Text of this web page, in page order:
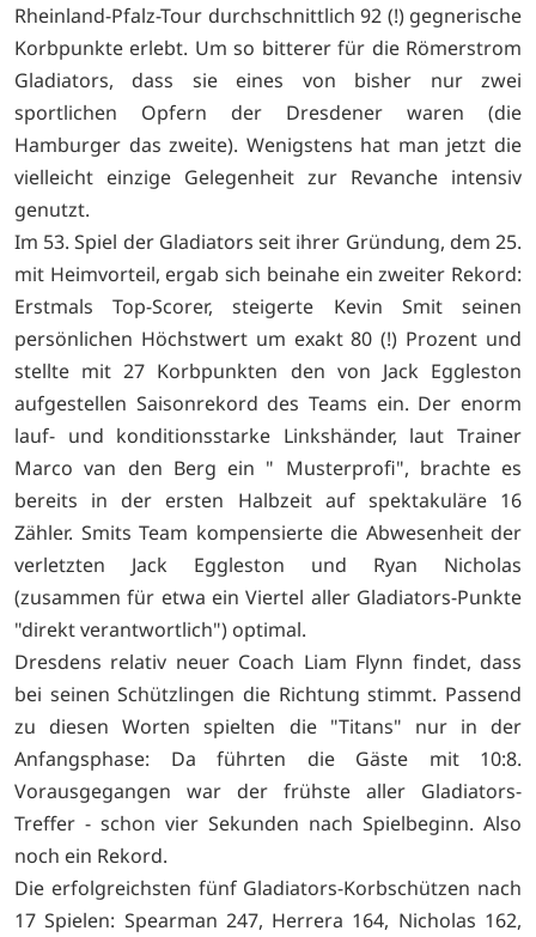
Rheinland-Pfalz-Tour durchschnittlich 92 (!) gegnerische
Korbpunkte erlebt. Um so bitterer für die Römerstrom
Gladiators, dass sie eines von bisher nur zwei
sportlichen Opfern der Dresdener waren (die
Hamburger das zweite). Wenigstens hat man jetzt die
vielleicht einzige Gelegenheit zur Revanche intensiv
genutzt.
Im 53. Spiel der Gladiators seit ihrer Gründung, dem 25.
mit Heimvorteil, ergab sich beinahe ein zweiter Rekord:
Erstmals Top-Scorer, steigerte Kevin Smit seinen
persönlichen Höchstwert um exakt 80 (!) Prozent und
stellte mit 27 Korbpunkten den von Jack Eggleston
aufgestellen Saisonrekord des Teams ein. Der enorm
lauf- und konditionsstarke Linkshänder, laut Trainer
Marco van den Berg ein " Musterprofi", brachte es
bereits in der ersten Halbzeit auf spektakuläre 16
Zähler. Smits Team kompensierte die Abwesenheit der
verletzten Jack Eggleston und Ryan Nicholas
(zusammen für etwa ein Viertel aller Gladiators-Punkte
"direkt verantwortlich") optimal.
Dresdens relativ neuer Coach Liam Flynn findet, dass
bei seinen Schützlingen die Richtung stimmt. Passend
zu diesen Worten spielten die "Titans" nur in der
Anfangsphase: Da führten die Gäste mit 10:8.
Vorausgegangen war der frühste aller Gladiators-
Treffer - schon vier Sekunden nach Spielbeginn. Also
noch ein Rekord.
Die erfolgreichsten fünf Gladiators-Korbschützen nach
17 Spielen: Spearman 247, Herrera 164, Nicholas 162,